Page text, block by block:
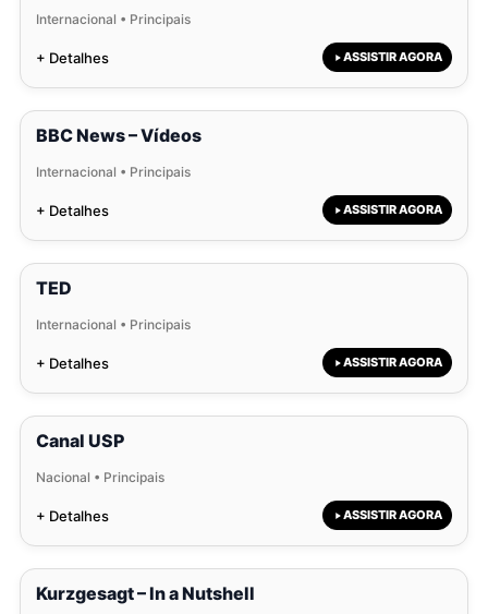
Internacional • Principais
+ Detalhes ASSISTIR AGORA
BBC News – Vídeos
Internacional • Principais
+ Detalhes ASSISTIR AGORA
TED
Internacional • Principais
+ Detalhes ASSISTIR AGORA
Canal USP
Nacional • Principais
+ Detalhes ASSISTIR AGORA
Kurzgesagt – In a Nutshell